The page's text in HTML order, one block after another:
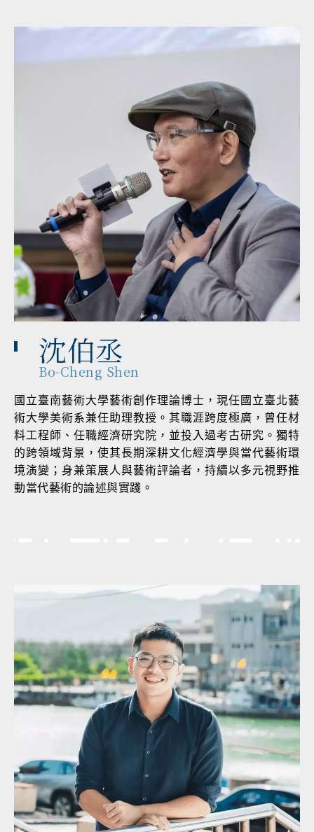
沈伯丞
Bo-Cheng Shen
國立臺南藝術大學藝術創作理論博士，現任國立臺北藝
術大學美術系兼任助理教授。其職涯跨度極廣，曾任材
料工程師、任職經濟研究院，並投入過考古研究。獨特
的跨領域背景，使其長期深耕文化經濟學與當代藝術環
境演變；身兼策展人與藝術評論者，持續以多元視野推
動當代藝術的論述與實踐。